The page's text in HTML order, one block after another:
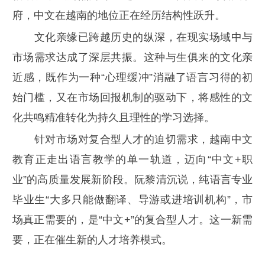
府，中文在越南的地位正在经历结构性跃升。
文化亲缘已跨越历史的纵深，在现实场域中与
市场需求达成了深层共振。这种与生俱来的文化亲
近感，既作为一种“心理缓冲”消融了语言习得的初
始门槛，又在市场回报机制的驱动下，将感性的文
化共鸣精准转化为持久且理性的学习选择。
针对市场对复合型人才的迫切需求，越南中文
教育正走出语言教学的单一轨道，迈向“中文+职
业”的高质量发展新阶段。阮黎清沉说，纯语言专业
毕业生“大多只能做翻译、导游或进培训机构”，市
场真正需要的，是“中文+”的复合型人才。这一新需
要，正在催生新的人才培养模式。